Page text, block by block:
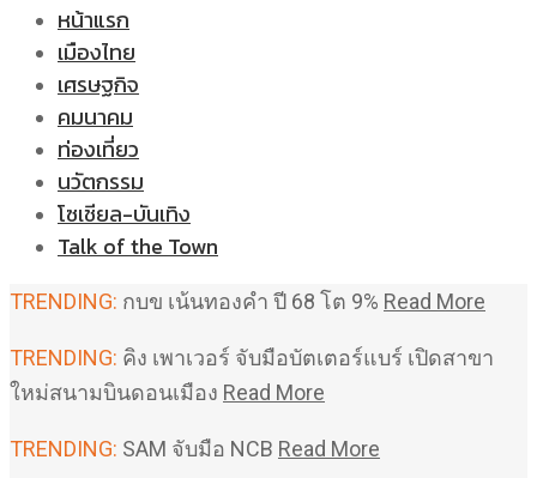
หน้าแรก
เมืองไทย
เศรษฐกิจ
คมนาคม
ท่องเที่ยว
นวัตกรรม
โซเชียล-บันเทิง
Talk of the Town
TRENDING: กบข เน้นทองคำ ปี 68 โต 9% Read More
TRENDING: คิง เพาเวอร์ จับมือบัตเตอร์แบร์ เปิดสาขา
ใหม่สนามบินดอนเมือง Read More
TRENDING: SAM จับมือ NCB Read More